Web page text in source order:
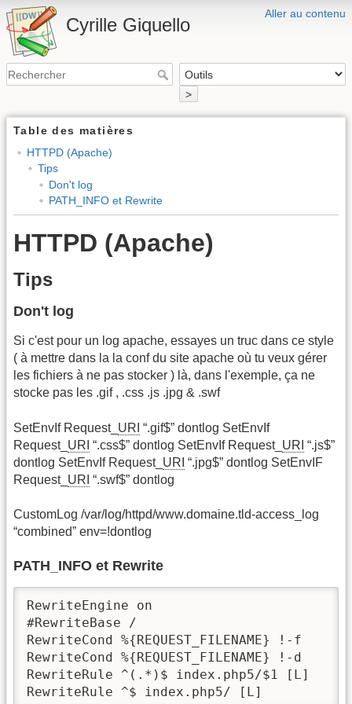
Aller au contenu
Cyrille Giquello
>
Table des matières
HTTPD (Apache)
Tips
Don't log
PATH_INFO et Rewrite
HTTPD (Apache)
Tips
Don't log
Si c'est pour un log apache, essayes un truc dans ce style
( à mettre dans la la conf du site apache où tu veux gérer
les fichiers à ne pas stocker ) là, dans l'exemple, ça ne
stocke pas les .gif , .css .js .jpg & .swf
SetEnvIf Request_ URI “.gif$” dontlog SetEnvIf
Request_ URI “.css$” dontlog SetEnvIf Request_ URI “.js$”
dontlog SetEnvIf Request_ URI “.jpg$” dontlog SetEnvIF
Request_ URI “.swf$” dontlog
CustomLog /var/log/httpd/www.domaine.tld-access_log
“combined” env=!dontlog
PATH_INFO et Rewrite
RewriteEngine on
#RewriteBase /
RewriteCond %{REQUEST_FILENAME} !-f
RewriteCond %{REQUEST_FILENAME} !-d
RewriteRule ^(.*)$ index.php5/$1 [L]
RewriteRule ^$ index.php5/ [L]